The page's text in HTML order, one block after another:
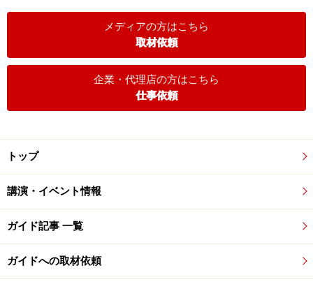
メディアの方はこちら
取材依頼
企業・代理店の方はこちら
仕事依頼
トップ
講演・イベント情報
ガイド記事 一覧
ガイドへの取材依頼